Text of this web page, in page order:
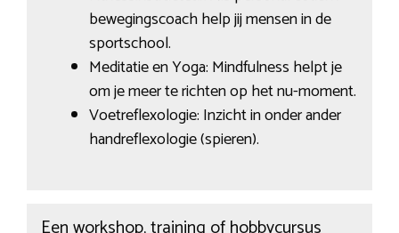
bewegingscoach help jij mensen in de
sportschool.
Meditatie en Yoga: Mindfulness helpt je
om je meer te richten op het nu-moment.
Voetreflexologie: Inzicht in onder ander
handreflexologie (spieren).